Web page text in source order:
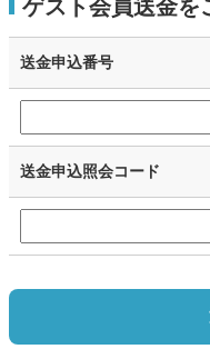
ゲスト会員送金を
送金申込番号
送金申込照会コード